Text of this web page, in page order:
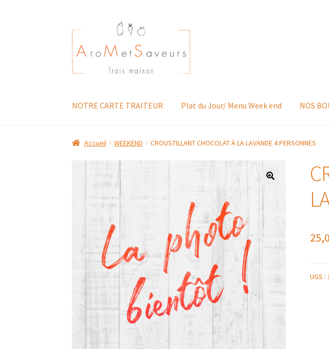
Aller
à
la
navigation
Aller
au
contenu
NOTRE CARTE TRAITEUR Plat du Jour/ Menu Week end NOS
Accueil WEEKEND CROUSTILLANT CHOCOLAT À LA LAVANDE 4 PERSONNES
UGS :